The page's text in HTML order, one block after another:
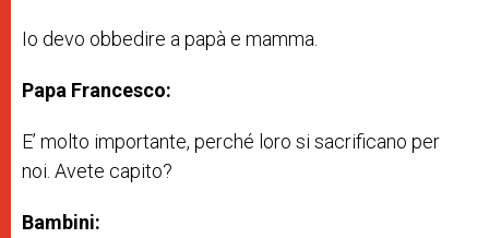
Io devo obbedire a papà e mamma.
Papa Francesco:
E’ molto importante, perché loro si sacrificano per
noi. Avete capito?
Bambini: